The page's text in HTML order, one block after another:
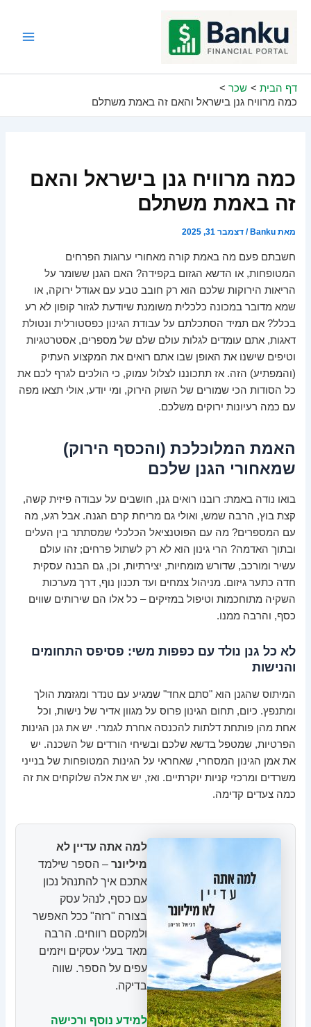
דף הבית
שכר
כמה מרוויח גנן בישראל והאם זה באמת משתלם
כמה מרוויח גנן בישראל והאם
זה באמת משתלם
מאתBanku
/דצמבר 31, 2025
חשבתם פעם מה באמת קורה מאחורי ערוגות הפרחים
המטופחות, או הדשא הגזום בקפידה? האם הגנן ששומר על
הריאות הירוקות שלכם הוא רק חובב טבע עם אגודל ירוקה, או
שמא מדובר במכונה כלכלית משומנת שיודעת לגזור קופון לא רע
בכלל? אם תמיד הסתכלתם על עבודת הגינון כפסטורלית ונטולת
דאגות, אתם עומדים לגלות עולם שלם של מספרים, אסטרטגיות
וטיפים שישנו את האופן שבו אתם רואים את המקצוע העתיק
(והמפתיע) הזה. אז תתכוננו לצלול עמוק, כי הולכים לגרף לכם את
כל הסודות הכי שמורים של השוק הירוק, ומי יודע, אולי תצאו מפה
עם כמה רעיונות ירוקים משלכם.
האמת המלוכלכת (והכסף הירוק)
שמאחורי הגנן שלכם
בואו נודה באמת: רובנו רואים גנן, חושבים על עבודה פיזית קשה,
קצת בוץ, הרבה שמש, ואולי גם מריחת קרם הגנה. אבל רגע, מה
עם המספרים? מה עם הפוטנציאל הכלכלי שמסתתר בין העלים
ובתוך האדמה? הרי גינון הוא לא רק לשתול פרחים; זהו עולם
עשיר ומורכב, שדורש מומחיות, יצירתיות, וכן, גם הבנה עסקית
חדה כתער גיזום. מניהול צמחים ועד תכנון נוף, דרך מערכות
השקיה מתוחכמות וטיפול במזיקים – כל אלו הם שירותים שווים
כסף, והרבה ממנו.
לא כל גנן נולד עם כפפות משי: פסיפס התחומים
והנישות
המיתוס שהגנן הוא "סתם אחד" שמגיע עם טנדר ומגזמת הולך
ומתנפץ. כיום, תחום הגינון פרוס על מגוון אדיר של נישות, וכל
אחת מהן פותחת דלתות להכנסה אחרת לגמרי. יש את גנן הגינות
הפרטיות, שמטפל בדשא שלכם ובשיחי הורדים של השכנה. יש
את אמן הגינון המסחרי, שאחראי על הגינות המטופחות של בנייני
משרדים ומרכזי קניות יוקרתיים. ואז, יש את אלה שלוקחים את זה
כמה צעדים קדימה.
למה אתה עדיין לא
מיליונר – הספר שילמד
אתכם איך להתנהל נכון
עם כסף, לנהל עסק
בצורה "רזה" ככל האפשר
ולמקסם רווחים. הרבה
מאד בעלי עסקים ויזמים
עפים על הספר. שווה
בדיקה.
למידע נוסף ורכישה